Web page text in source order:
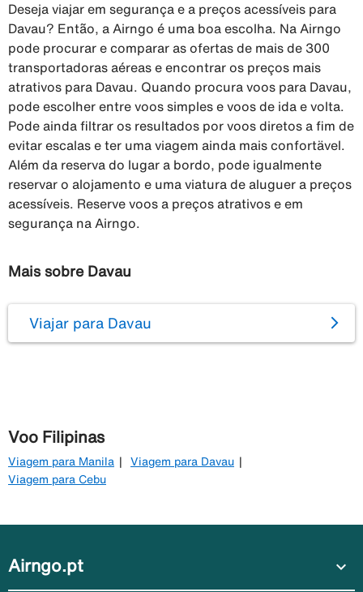
Deseja viajar em segurança e a preços acessíveis para
Davau? Então, a Airngo é uma boa escolha. Na Airngo
pode procurar e comparar as ofertas de mais de 300
transportadoras aéreas e encontrar os preços mais
atrativos para Davau. Quando procura voos para Davau,
pode escolher entre voos simples e voos de ida e volta.
Pode ainda filtrar os resultados por voos diretos a fim de
evitar escalas e ter uma viagem ainda mais confortävel.
Além da reserva do lugar a bordo, pode igualmente
reservar o alojamento e uma viatura de aluguer a preços
acessíveis. Reserve voos a preços atrativos e em
segurança na Airngo.
Mais sobre Davau
Viajar para Davau
Voo Filipinas
Viagem para Manila
Viagem para Davau
Viagem para Cebu
Airngo.pt expand_more